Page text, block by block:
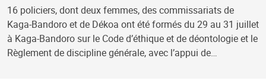
16 policiers, dont deux femmes, des commissariats de
Kaga-Bandoro et de Dékoa ont été formés du 29 au 31 juillet
à Kaga-Bandoro sur le Code d’éthique et de déontologie et le
Règlement de discipline générale, avec l’appui de…